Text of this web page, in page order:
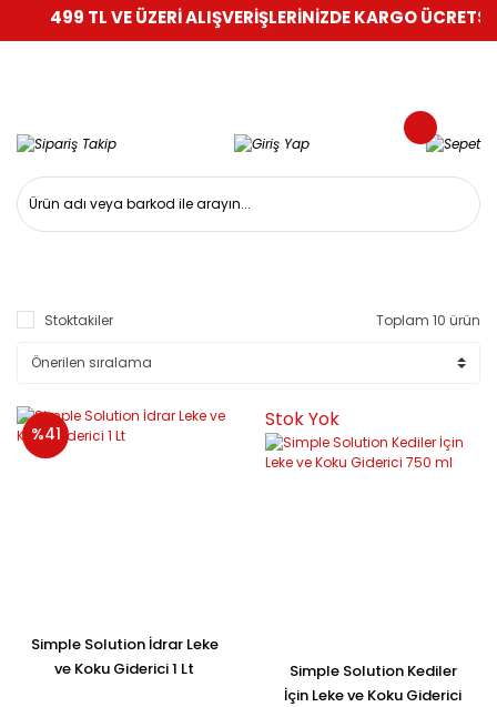
499 TL VE ÜZERİ ALIŞVERİŞLERİNİZDE KARGO ÜCRETSİZ!
Stoktakiler Toplam 10 ürün
%41
Simple Solution İdrar Leke
ve Koku Giderici 1 Lt
Stok Yok
Simple Solution Kediler
İçin Leke ve Koku Giderici